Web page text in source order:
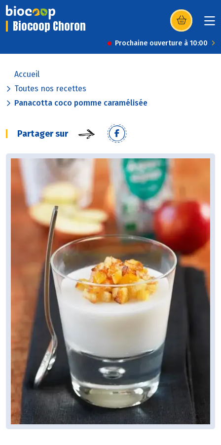
Biocoop Choron (s’ouvre dans
Prochaine ouverture à 10:00
Accueil
Toutes nos recettes
Panacotta coco pomme caramélisée
Partager sur